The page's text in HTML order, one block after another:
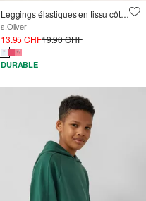
Leggings élastiques en tissu côtelé
s.Oliver
13.95 CHF19.90 CHF
DURABLE